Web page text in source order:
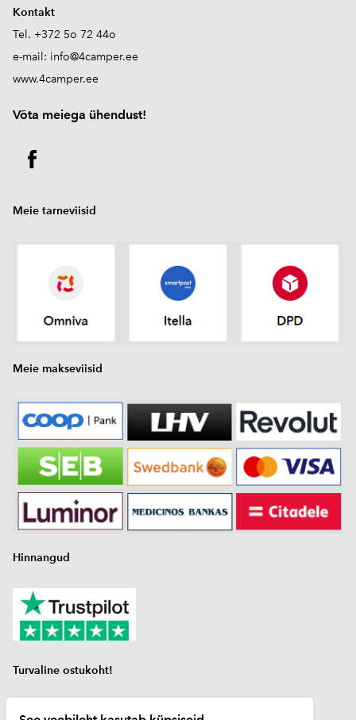
Kontakt
Tel. +372 5o 72 44o
e-mail: info@4camper.ee
www.4camper.ee
Võta meiega ühendust!
Meie tarneviisid
Meie makseviisid
Hinnangud
Turvaline ostukoht!